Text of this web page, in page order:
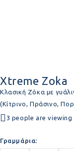
Xtreme Zoka
Κλασική Ζόκα με
(Κίτρινο, Πράσινο,
3 people are
Γραμμάρια